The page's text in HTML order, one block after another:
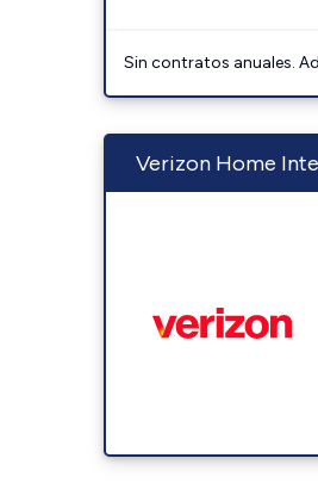
Sin contratos anuales.
Verizon Home